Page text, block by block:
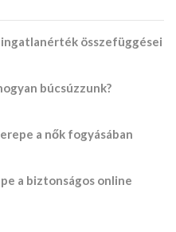
összefüggései
búcsúzzunk?
a nők fogyásában
a biztonságos online